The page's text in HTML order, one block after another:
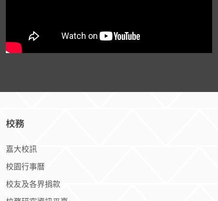
校務
嘉大校訊
校園行事曆
校友及各界捐款